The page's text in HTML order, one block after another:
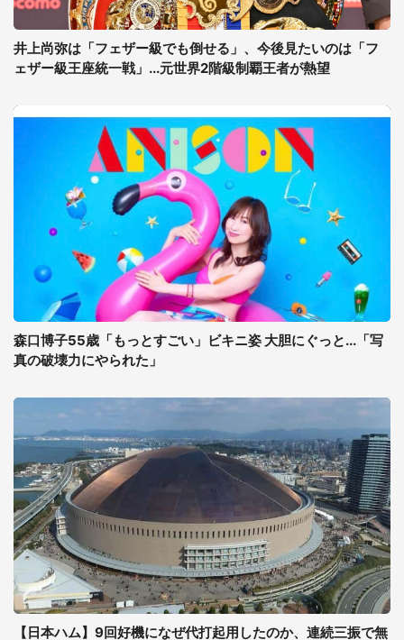
井上尚弥は「フェザー級でも倒せる」、今後見たいのは「フ
ェザー級王座統一戦」...元世界2階級制覇王者が熱望
森口博子55歳「もっとすごい」ビキニ姿 大胆にぐっと...「写
真の破壊力にやられた」
【日本ハム】9回好機になぜ代打起用したのか、連続三振で無